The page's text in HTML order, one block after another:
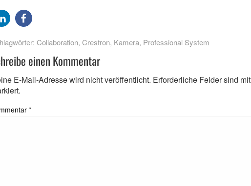
Collaboration, Crestron, Kamera, Professional System
einen Kommentar
E-Mail-Adresse wird nicht veröffentlicht. Erforderliche Felder sind mit
*